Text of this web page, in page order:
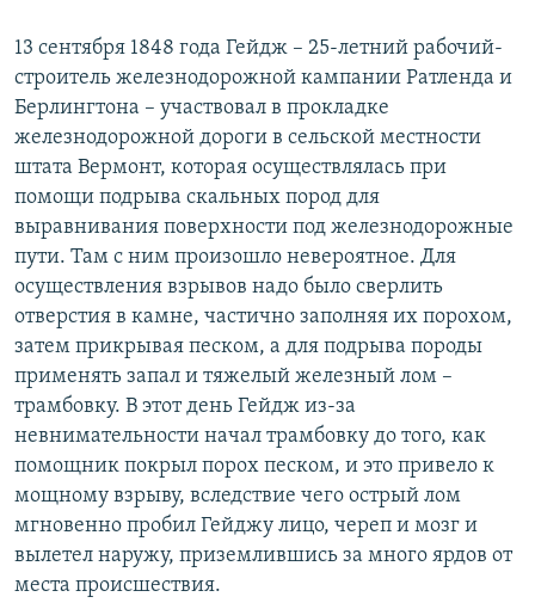
13 сентября 1848 года Гейдж – 25-летний рабочий-
строитель железнодорожной кампании Ратленда и
Берлингтона – участвовал в прокладке
железнодорожной дороги в сельской местности
штата Вермонт, которая осуществлялась при
помощи подрыва скальных пород для
выравнивания поверхности под железнодорожные
пути. Там с ним произошло невероятное. Для
осуществления взрывов надо было сверлить
отверстия в камне, частично заполняя их порохом,
затем прикрывая песком, а для подрыва породы
применять запал и тяжелый железный лом –
трамбовку. В этот день Гейдж из-за
невнимательности начал трамбовку до того, как
помощник покрыл порох песком, и это привело к
мощному взрыву, вследствие чего острый лом
мгновенно пробил Гейджу лицо, череп и мозг и
вылетел наружу, приземлившись за много ярдов от
места происшествия.